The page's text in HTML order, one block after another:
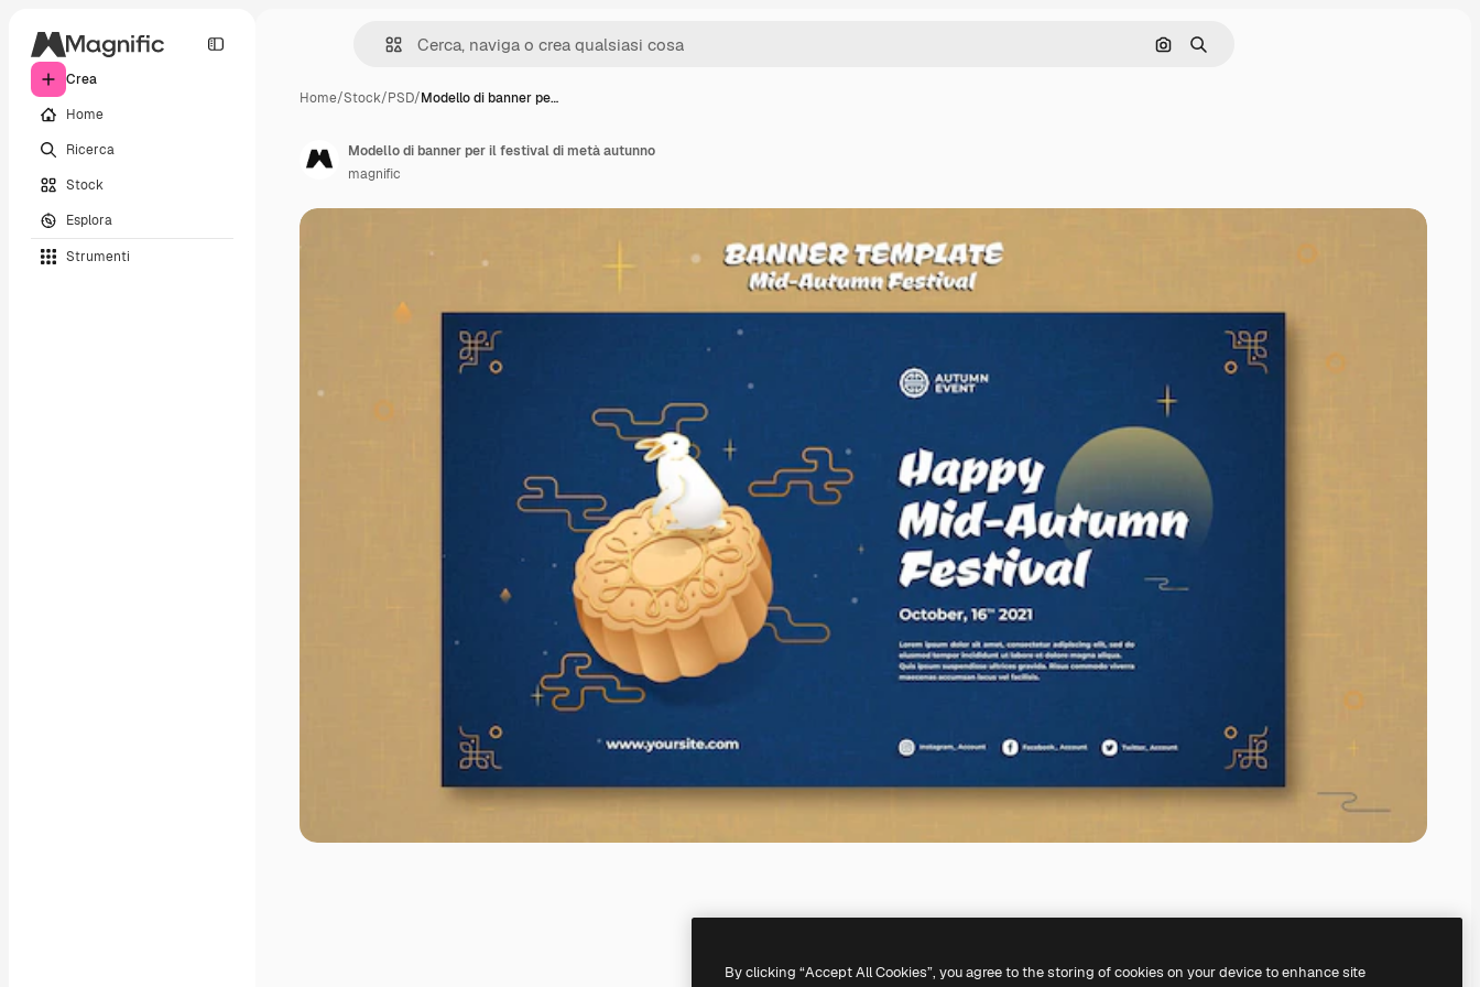
Crea
Home
Ricerca
Stock
Esplora
Strumenti
Cerca per immagine
Ricerca
Home/Stock/PSD/Modello di banner pe…
Modello di banner per il festival di metà autunno
magnific
By clicking “Accept All Cookies”, you agree to the storing of cookies on your device to enhance site